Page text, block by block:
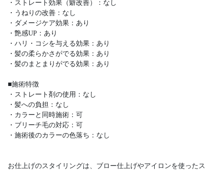
・ストレート効果（癖改善）：なし
・うねりの改善：なし
・ダメージケア効果：あり
・艶感UP：あり
・ハリ・コシを与える効果：あり
・髪の柔らかさがでる効果：あり
・髪のまとまりがでる効果：あり
■施術特徴
・ストレート剤の使用：なし
・髪への負担：なし
・カラーと同時施術：可
・ブリーチ毛の対応：可
・施術後のカラーの色落ち：なし
お仕上げのスタイリングは、ブロー仕上げやアイロンを使ったス